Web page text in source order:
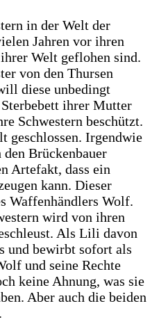
in der Welt der
Jahren vor ihren
Welt geflohen sind.
von den Thursen
diese unbedingt
ihrer Mutter
Schwestern beschützt.
geschlossen. Irgendwie
den Brückenbauer
Artefakt, dass ein
kann. Dieser
Waffenhändlers Wolf.
wird von ihren
Als Lili davon
und bewirbt sofort als
und seine Rechte
keine Ahnung, was sie
Aber auch die beiden